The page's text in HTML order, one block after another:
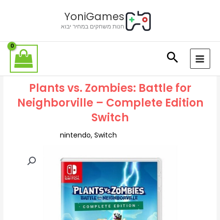
YoniGames
חנות משחקים במחיר יבוא
Plants vs. Zombies: Battle for
Neighborville – Complete Edition
Switch
nintendo,Switch